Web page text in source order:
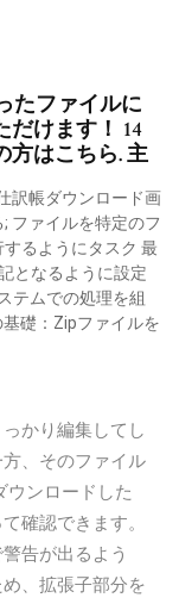
たファイルに
だけます！ 14
方はこちら. 主
訳帳ダウンロード画
ファイルを特定のフ
るようにタスク 最
となるように設定
テムでの処理を組
礎：Zipファイルを
かり編集してし
、そのファイル
ウンロードした
確認できます。
告が出るよう
、拡張子部分を